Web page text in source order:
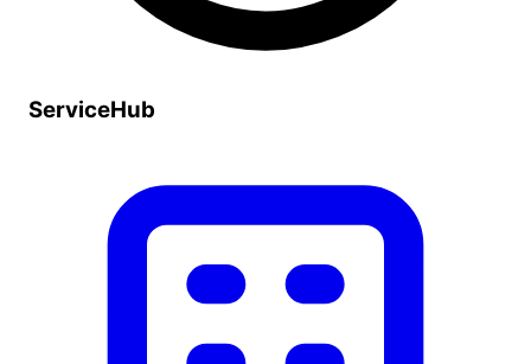
ServiceHub